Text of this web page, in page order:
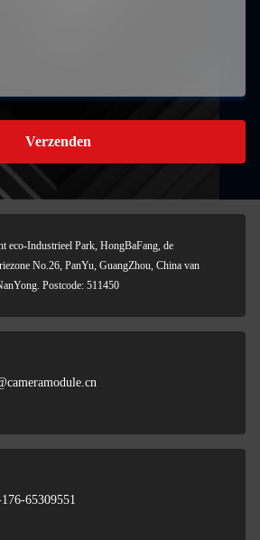
Verzenden
eco-Industrieel Park, HongBaFang, de
No.26, PanYu, GuangZhou, China van
Postcode: 511450
65309551